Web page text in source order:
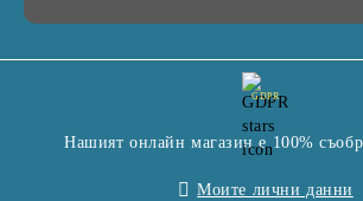
GDPR
Нашият онлайн магазин е 100%
Моите лични данни